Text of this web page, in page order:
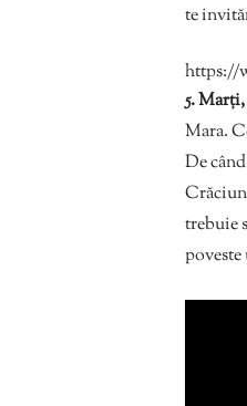
te
https://
5.
Mara.
De
trebuie